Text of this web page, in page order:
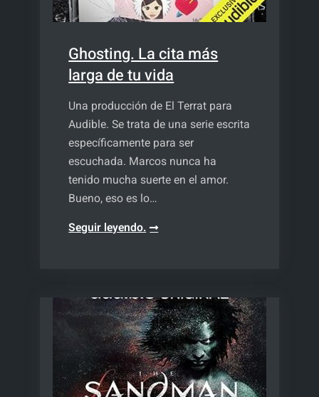
Ghosting. La cita más
larga de tu vida
Una producción de El Terrat para
Audible. Se trata de una serie escrita
específicamente para ser
escuchada. Marcos nunca ha
tenido mucha suerte en el amor.
Bueno, eso es lo…
Seguir leyendo.Ghosting.
larga
de
tu
vida